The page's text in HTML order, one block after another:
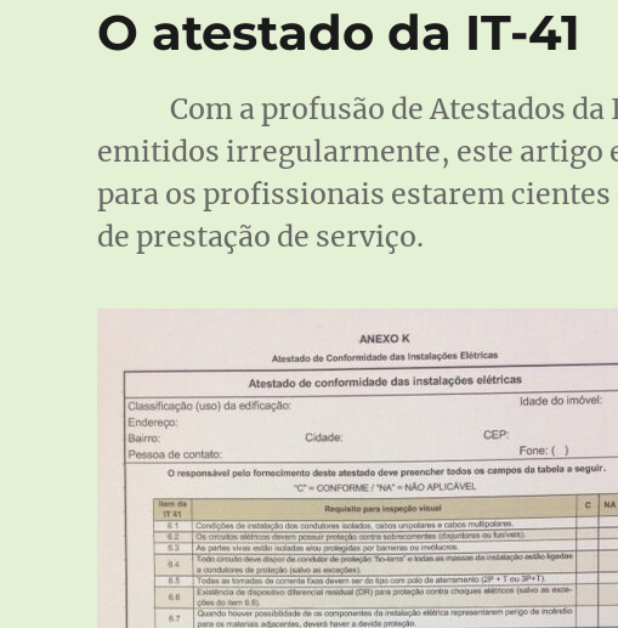
O atestado da IT-41
Com a profusão de Atestados
emitidos irregularmente, este artigo
para os profissionais estarem
de prestação de serviço.